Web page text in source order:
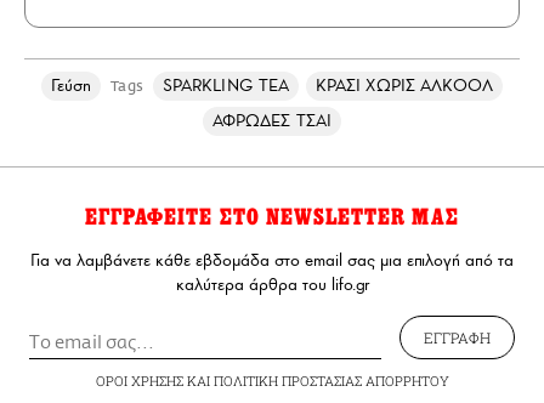
Γεύση Tags SPARKLING TEA
ΚΡΑΣΙ ΧΩΡΙΣ ΑΛΚΟΟΛ
ΑΦΡΩΔΕΣ ΤΣΑΙ
ΕΓΓΡΑΦΕΙΤΕ ΣΤΟ NEWSLETTER ΜΑΣ
Για να λαμβάνετε κάθε εβδομάδα στο email σας μια επιλογή από τα
καλύτερα άρθρα του lifo.gr
ΕΓΓΡΑΦΗ
ΟΡΟΙ ΧΡΗΣΗΣΚΑΙ ΠΟΛΙΤΙΚΗ ΠΡΟΣΤΑΣΙΑΣ ΑΠΟΡΡΗΤΟΥ